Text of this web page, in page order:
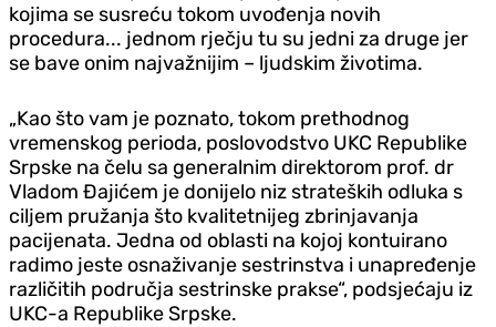
kojima se susreću tokom uvođenja novih
procedura... jednom rječju tu su jedni za druge jer
se bave onim najvažnijim – ljudskim životima.
„Kao što vam je poznato, tokom prethodnog
vremenskog perioda, poslovodstvo UKC Republike
Srpske na čelu sa generalnim direktorom prof. dr
Vladom Đajićem je donijelo niz strateških odluka s
ciljem pružanja što kvalitetnijeg zbrinjavanja
pacijenata. Jedna od oblasti na kojoj kontuirano
radimo jeste osnaživanje sestrinstva i unapređenje
različitih područja sestrinske prakse“, podsjećaju iz
UKC-a Republike Srpske.